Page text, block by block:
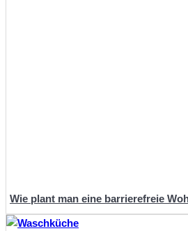
Wie plant man eine barrierefreie